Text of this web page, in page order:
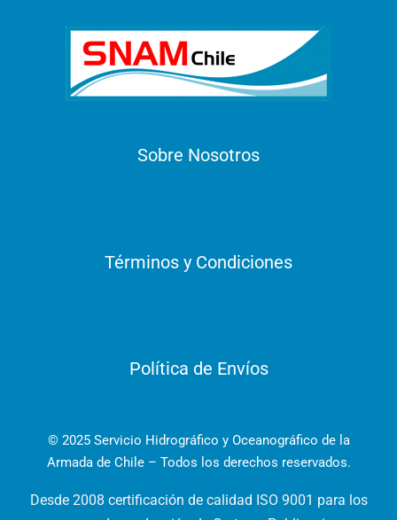
Sobre Nosotros
Términos y Condiciones
Política de Envíos
© 2025 Servicio Hidrográfico y Oceanográfico de la
Armada de Chile – Todos los derechos reservados.
Desde 2008 certificación de calidad ISO 9001 para los